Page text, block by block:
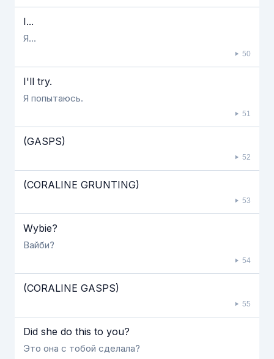
I...
Я...
50
I'll try.
Я попытаюсь.
51
(GASPS)
52
(CORALINE GRUNTING)
53
Wybie?
Вайби?
54
(CORALINE GASPS)
55
Did she do this to you?
Это она с тобой сделала?